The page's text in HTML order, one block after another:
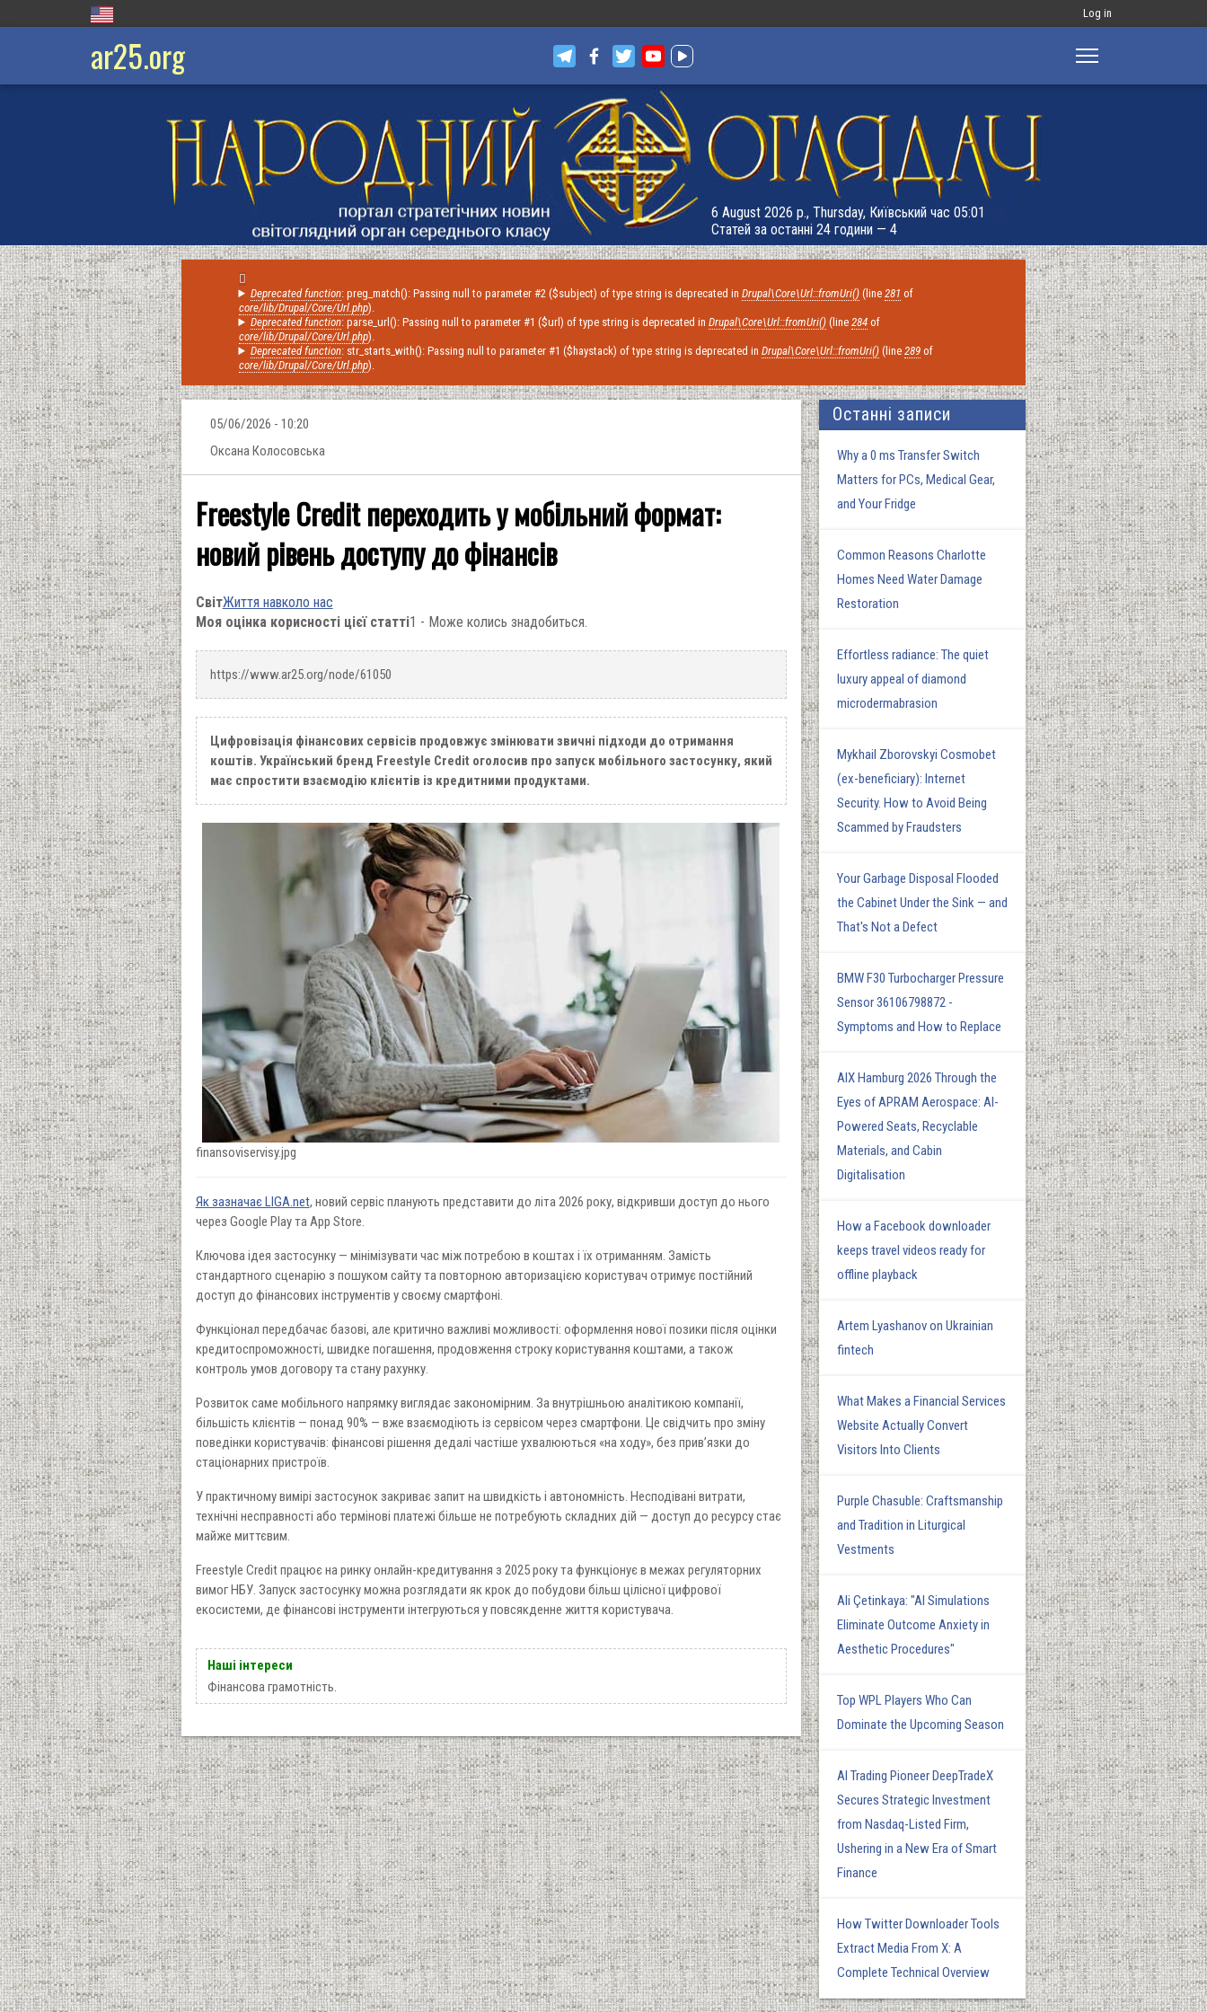
Меню
запису
Log in
ar25.org
6 August 2026 р., Thursday, Київський час 05:01
Статей за останні 24 години — 4
Error
message
Deprecated function: preg_match(): Passing null to parameter #2 ($subject) of type string is deprecated inDrupal\Core\Url::fromUri() (line281 of
core/lib/Drupal/Core/Url.php).
Deprecated function: parse_url(): Passing null to parameter #1 ($url) of type string is deprecated inDrupal\Core\Url::fromUri() (line284 of
core/lib/Drupal/Core/Url.php).
Deprecated function: str_starts_with(): Passing null to parameter #1 ($haystack) of type string is deprecated inDrupal\Core\Url::fromUri() (line289 of
core/lib/Drupal/Core/Url.php).
05/06/2026 - 10:20
Оксана Колосовська
Freestyle Credit переходить у мобільний формат:
новий рівень доступу до фінансів
СвітЖиття навколо нас
Моя оцінка корисності цієї статті1 - Може колись знадобиться.
https://www.ar25.org/node/61050
Цифровізація фінансових сервісів продовжує змінювати звичні підходи до отримання
коштів. Український бренд Freestyle Credit оголосив про запуск мобільного застосунку, який
має спростити взаємодію клієнтів із кредитними продуктами.
finansoviservisy.jpg
Як зазначає LIGA.net, новий сервіс планують представити до літа 2026 року, відкривши доступ до нього
через Google Play та App Store.
Ключова ідея застосунку — мінімізувати час між потребою в коштах і їх отриманням. Замість
стандартного сценарію з пошуком сайту та повторною авторизацією користувач отримує постійний
доступ до фінансових інструментів у своєму смартфоні.
Функціонал передбачає базові, але критично важливі можливості: оформлення нової позики після оцінки
кредитоспроможності, швидке погашення, продовження строку користування коштами, а також
контроль умов договору та стану рахунку.
Розвиток саме мобільного напрямку виглядає закономірним. За внутрішньою аналітикою компанії,
більшість клієнтів — понад 90% — вже взаємодіють із сервісом через смартфони. Це свідчить про зміну
поведінки користувачів: фінансові рішення дедалі частіше ухвалюються «на ходу», без прив’язки до
стаціонарних пристроїв.
У практичному вимірі застосунок закриває запит на швидкість і автономність. Несподівані витрати,
технічні несправності або термінові платежі більше не потребують складних дій — доступ до ресурсу стає
майже миттєвим.
Freestyle Credit працює на ринку онлайн-кредитування з 2025 року та функціонує в межах регуляторних
вимог НБУ. Запуск застосунку можна розглядати як крок до побудови більш цілісної цифрової
екосистеми, де фінансові інструменти інтегруються у повсякденне життя користувача.
Наші інтереси
Фінансова грамотність.
Останні записи
Why a 0 ms Transfer Switch
Matters for PCs, Medical Gear,
and Your Fridge
Common Reasons Charlotte
Homes Need Water Damage
Restoration
Effortless radiance: The quiet
luxury appeal of diamond
microdermabrasion
Mykhail Zborovskyi Cosmobet
(ex-beneficiary): Internet
Security. How to Avoid Being
Scammed by Fraudsters
Your Garbage Disposal Flooded
the Cabinet Under the Sink — and
That's Not a Defect
BMW F30 Turbocharger Pressure
Sensor 36106798872 -
Symptoms and How to Replace
AIX Hamburg 2026 Through the
Eyes of APRAM Aerospace: AI-
Powered Seats, Recyclable
Materials, and Cabin
Digitalisation
How a Facebook downloader
keeps travel videos ready for
offline playback
Artem Lyashanov on Ukrainian
fintech
What Makes a Financial Services
Website Actually Convert
Visitors Into Clients
Purple Chasuble: Craftsmanship
and Tradition in Liturgical
Vestments
Ali Çetinkaya: "AI Simulations
Eliminate Outcome Anxiety in
Aesthetic Procedures"
Top WPL Players Who Can
Dominate the Upcoming Season
AI Trading Pioneer DeepTradeX
Secures Strategic Investment
from Nasdaq-Listed Firm,
Ushering in a New Era of Smart
Finance
How Twitter Downloader Tools
Extract Media From X: A
Complete Technical Overview